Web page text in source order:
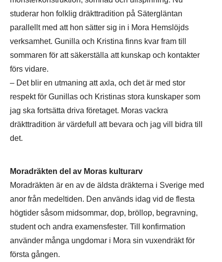
studerar hon folklig dräkttradition på Sätergläntan
parallellt med att hon sätter sig in i Mora Hemslöjds
verksamhet. Gunilla och Kristina finns kvar fram till
sommaren för att säkerställa att kunskap och kontakter
förs vidare.
– Det blir en utmaning att axla, och det är med stor
respekt för Gunillas och Kristinas stora kunskaper som
jag ska fortsätta driva företaget. Moras vackra
dräkttradition är värdefull att bevara och jag vill bidra till
det.
Moradräkten del av Moras kulturarv
Moradräkten är en av de äldsta dräkterna i Sverige med
anor från medeltiden. Den används idag vid de flesta
högtider såsom midsommar, dop, bröllop, begravning,
student och andra examensfester. Till konfirmation
använder många ungdomar i Mora sin vuxendräkt för
första gången.